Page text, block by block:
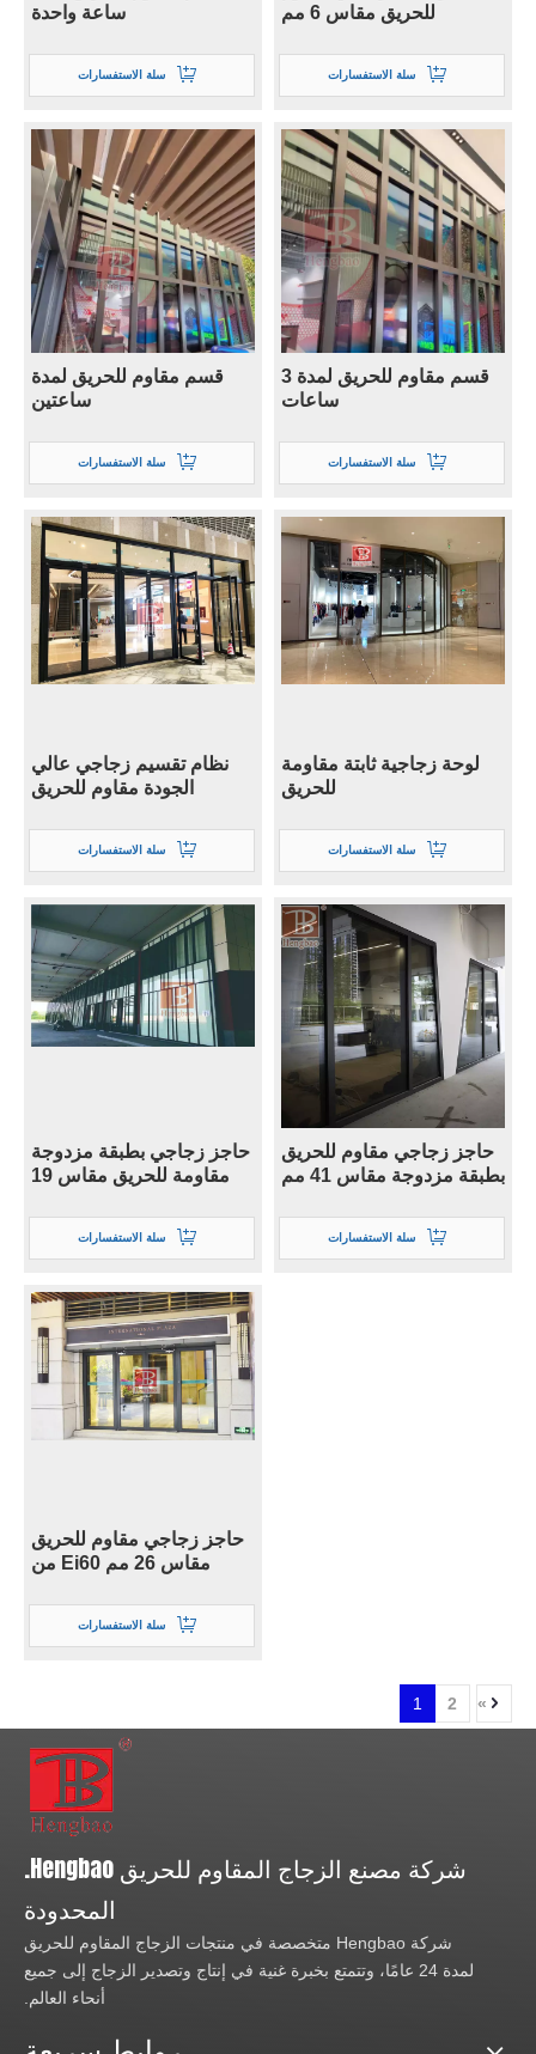
ساعة واحدة
سلة الاستفسارات
للحريق مقاس 6 مم
سلة الاستفسارات
قسم مقاوم للحريق لمدة
ساعتين
سلة الاستفسارات
قسم مقاوم للحريق لمدة 3
ساعات
سلة الاستفسارات
نظام تقسيم زجاجي عالي
الجودة مقاوم للحريق
سلة الاستفسارات
لوحة زجاجية ثابتة مقاومة
للحريق
سلة الاستفسارات
حاجز زجاجي بطبقة مزدوجة
مقاومة للحريق مقاس 19
سلة الاستفسارات
حاجز زجاجي مقاوم للحريق
بطبقة مزدوجة مقاس 41 مم
سلة الاستفسارات
حاجز زجاجي مقاوم للحريق
مقاس 26 مم Ei60 من
سلة الاستفسارات
1 2 »
شركة مصنع الزجاج المقاوم للحريق Hengbao.
المحدودة
شركة Hengbao متخصصة في منتجات الزجاج المقاوم للحريق
لمدة 24 عامًا، وتتمتع بخبرة غنية في إنتاج وتصدير الزجاج إلى جميع
أنحاء العالم.